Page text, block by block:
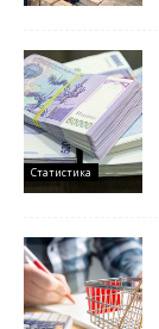
Статистика